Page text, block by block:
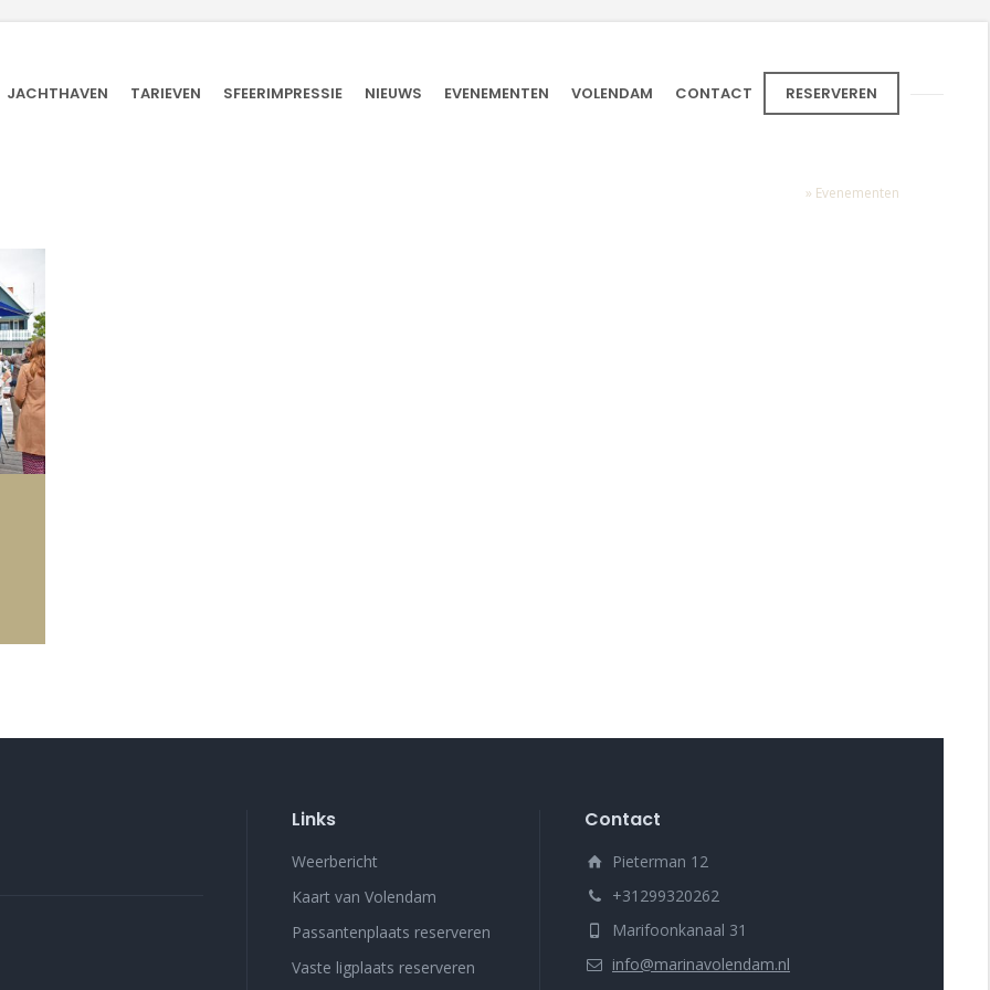
JACHTHAVEN TARIEVEN SFEERIMPRESSIE NIEUWS EVENEMENTEN VOLENDAM CONTACT RESERVEREN
» Evenementen
Links
Weerbericht
Kaart van Volendam
Passantenplaats reserveren
Vaste ligplaats reserveren
Contact
Pieterman 12
+31299320262
Marifoonkanaal 31
info@marinavolendam.nl